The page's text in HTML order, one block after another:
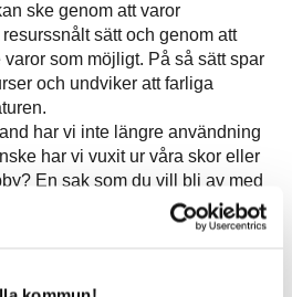
ske genom att varor
sätt och genom att
varor som möjligt. På så sätt spar
och undviker att farliga
har vi inte längre användning
har vi vuxit ur våra skor eller
En sak som du vill bli av med
annan letar efter.
till exempel genom att ge